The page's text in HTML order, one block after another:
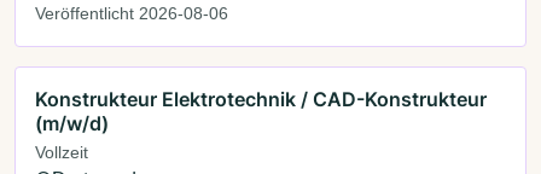
Veröffentlicht 2026-08-06
Konstrukteur Elektrotechnik / CAD-Konstrukteur
(m/w/d)
Vollzeit